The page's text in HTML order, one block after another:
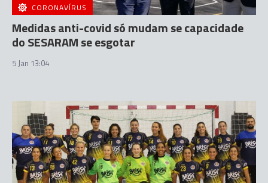
CORONAVÍRUS
Medidas anti-covid só mudam se capacidade
do SESARAM se esgotar
5 Jan 13:04